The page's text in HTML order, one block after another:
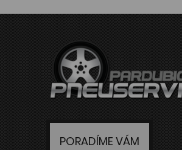
PORADÍME VÁM